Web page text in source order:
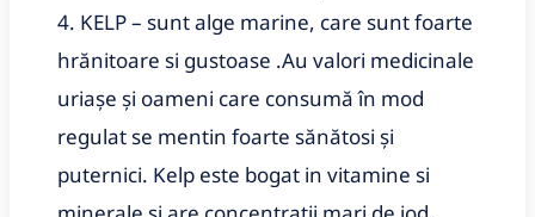
4. KELP – sunt alge marine, care sunt foarte
hrănitoare si gustoase .Au valori medicinale
uriașe și oameni care consumă în mod
regulat se mentin foarte sănătosi și
puternici. Kelp este bogat in vitamine si